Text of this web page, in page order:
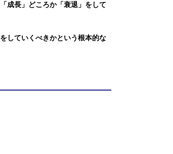
成長」どころか「衰退」をして
していくべきかという根本的な